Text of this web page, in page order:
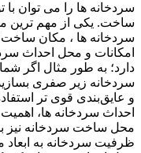
سردخانه ‌ها را می ‌توان
ساخت. یکی از مهم ترین
سردخانه ها ، مکان
امکانات و محل احداث
دارد؛ به طور مثال اگر
سردخانه زیر صفری بسازید،
و عایق‌بندی قوی ‌تر
احداث سردخانه ها،
محل ساخت سردخانه نیز
ظرفیت سردخانه به